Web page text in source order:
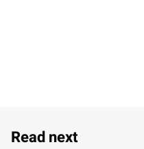
Read next